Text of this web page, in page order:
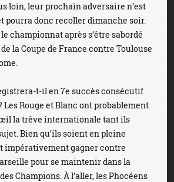
loin, leur prochain adversaire n’est
pourra donc recoller dimanche soir.
le championnat après s’être sabordé
la Coupe de France contre Toulouse
t-il en 7e succès consécutif
Rouge et Blanc ont probablement
la trêve internationale tant ils
Bien qu’ils soient en pleine
impérativement gagner contre
pour se maintenir dans la
Champions. À l’aller, les Phocéens